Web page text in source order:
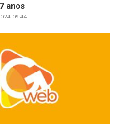
anos
09:44